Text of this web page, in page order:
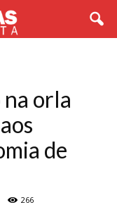
orla
de
266